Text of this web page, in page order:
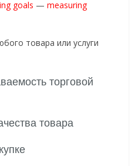
goals —measuring
товара или услуги
торговой
товара